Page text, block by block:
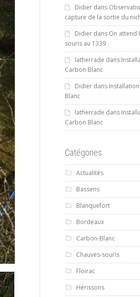
Didierdans
capture de la sortie du
Didierdans On attend
souris au 1339
latherrade dans
Carbon Blanc
Didierdans
Blanc
latherrade dans
Carbon Blanc
Catégories
Actualités
Bassens
Blanquefort
Bordeaux
Carbon-Blanc
Chauves-souris
Floirac
Hérissons